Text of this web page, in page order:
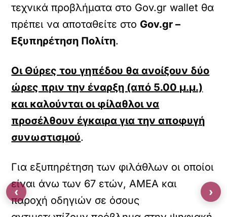
τεχνικά προβλήματα στο Gov.gr wallet θα
πρέπει να αποταθείτε στο Gov.gr –
Εξυπηρέτηση Πολίτη.
Οι Θύρες του γηπέδου θα ανοίξουν δύο
ώρες πριν την έναρξη (από 5.00 μ.μ.)
και καλούνται οι φίλαθλοι να
προσέλθουν έγκαιρα για την αποφυγή
συνωστισμού.
Για εξυπηρέτηση των φιλάθλων οι οποίοι
είναι άνω των 67 ετών, ΑΜΕΑ και
παροχή οδηγιών σε όσους
‹ ›